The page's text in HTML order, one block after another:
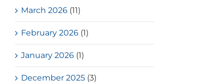
March 2026 (11)
February 2026 (1)
January 2026 (1)
December 2025 (3)